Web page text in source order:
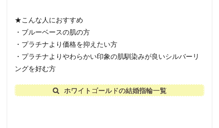
★こんな人におすすめ
・ブルーベースの肌の方
・プラチナより価格を抑えたい方
・プラチナよりやわらかい印象の肌馴染みが良いシルバーリ
ングを好む方
ホワイトゴールドの結婚指輪一覧